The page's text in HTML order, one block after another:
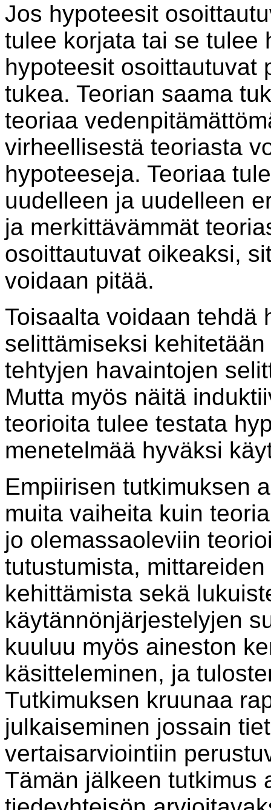
Jos hypoteesit
tulee korjata tai se tulee
hypoteesit osoittautuvat
tukea. Teorian saama
teoriaa
virheellisestä teoriasta
hypoteeseja. Teoriaa
uudelleen ja uudelleen
ja merkittävämmät
osoittautuvat oikeaksi,
voidaan pitää.
Toisaalta voidaan tehdä
selittämiseksi
tehtyjen havaintojen
Mutta myös näitä
teorioita tulee testata
menetelmää hyväksi
Empiirisen tutkimuksen
muita vaiheita kuin
jo olemassaoleviin
tutustumista,
kehittämista sekä
käytännönjärjestelyjen
kuuluu myös aineston
käsitteleminen, ja
Tutkimuksen kruunaa
julkaiseminen jossain
vertaisarviointiin
Tämän jälkeen tutkimus